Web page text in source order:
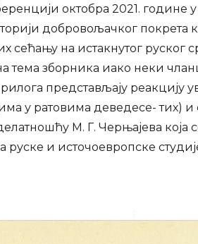
октобра 2021. године
добровољачког покрета
на истакнутог руског
тема зборника иако неки
представљају реакцију
у ратовима деведесе- тих) и
М. Г. Черњајева која
и источоевропске